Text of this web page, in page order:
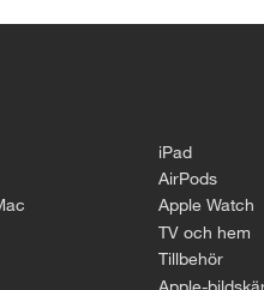
iPad
AirPods
Apple Watch
TV och hem
Tillbehör
Apple-